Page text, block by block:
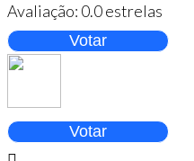
Avaliação: 0.0estrelas
Votar
Votar